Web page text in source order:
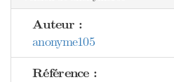
Auteur :
anonyme105
Référence :